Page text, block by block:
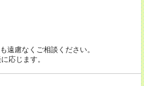
遠慮なくご相談ください。
応じます。